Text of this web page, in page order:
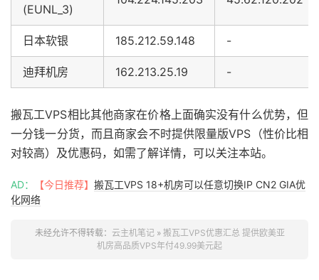
(EUNL_3)
日本软银 185.212.59.148 -
迪拜机房 162.213.25.19 -
搬瓦工VPS相比其他商家在价格上面确实没有什么优势，但
一分钱一分货，而且商家会不时提供限量版VPS（性价比相
对较高）及优惠码，如需了解详情，可以关注本站。
AD： 【今日推荐】 搬瓦工VPS 18+机房可以任意切换IP CN2 GIA优
化网络
未经允许不得转载： 云主机笔记» 搬瓦工VPS优惠汇总 提供欧美亚
机房高品质VPS年付49.99美元起